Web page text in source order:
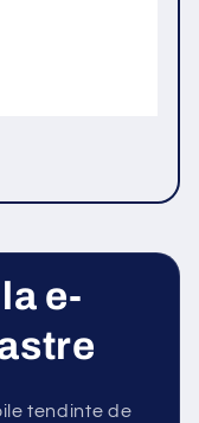
e-
tendinte de